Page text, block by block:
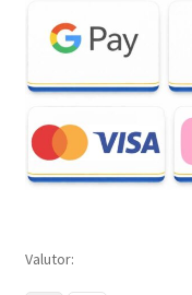
Valutor: